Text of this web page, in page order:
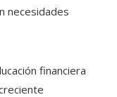
necesidades
financiera